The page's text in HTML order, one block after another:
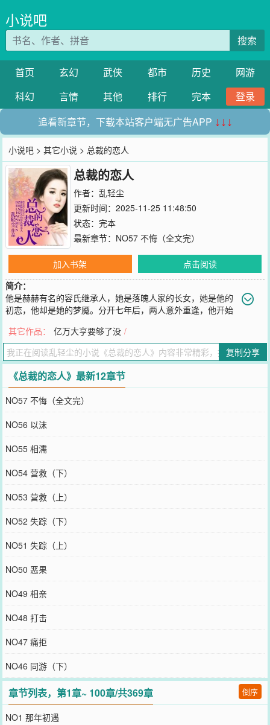
小说吧
搜索
首页 玄幻 武侠 都市 历史
网游
科幻
言情 其他 排行 完本
登录
追看新章节，下载本站客户端无广告APP ↓↓↓
小说吧 >其它小说 > 总裁的恋人
总裁的恋人
作者： 乱轻尘
更新时间：2025-11-25 11:48:50
状态：完本
最新章节： NO57 不悔（全文完）
加入书架
点击阅读
简介：
他是赫赫有名的容氏继承人，她是落魄人家的长女，她是他的
初恋，他却是她的梦魇。分开七年后，两人意外重逢，他开始
但成了他的专属煮饭婆，还被他里里外外吃得干干净净……当一切伪
装揭去层层面纱，当所有真相渐渐浮出水面，她方才知道，原来年少
时的那次相遇，他早就情根深种；原来那一年仲夏雨夜，她的不告而
别令他痛苦经年；原来七年的物换星移，他早已恋她如痴
您要是觉得《总裁的恋人》还不错的话请不要忘记向您QQ群和微博微
信里的朋友推荐哦！
其它作品： 亿万大亨要够了没 /
复制分享
《总裁的恋人》最新12章节
NO57 不悔（全文完）
NO56 以沫
NO55 相濡
NO54 营救（下）
NO53 营救（上）
NO52 失踪（下）
NO51 失踪（上）
NO50 恶果
NO49 相亲
NO48 打击
NO47 痛拒
NO46 同游（下）
章节列表，第1章~ 100章/共369章 倒序
NO1 那年初遇